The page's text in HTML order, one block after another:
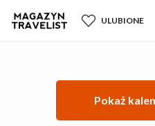
ULUBIONE
Pokaż